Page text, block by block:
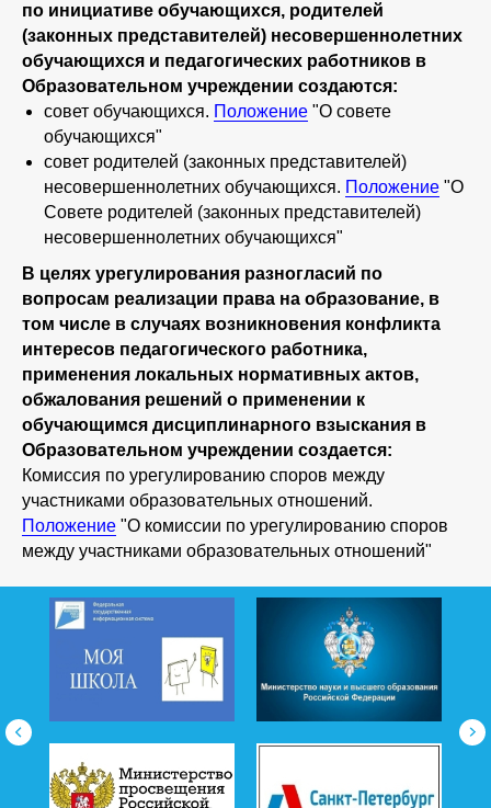
по инициативе обучающихся, родителей
(законных представителей) несовершеннолетних
обучающихся и педагогических работников в
Образовательном учреждении создаются:
совет обучающихся. Положение "О совете
обучающихся"
совет родителей (законных представителей)
несовершеннолетних обучающихся. Положение "О
Совете родителей (законных представителей)
несовершеннолетних обучающихся"
В целях урегулирования разногласий по
вопросам реализации права на образование, в
том числе в случаях возникновения конфликта
интересов педагогического работника,
применения локальных нормативных актов,
обжалования решений о применении к
обучающимся дисциплинарного взыскания в
Образовательном учреждении создается:
Комиссия по урегулированию споров между
участниками образовательных отношений.
Положение "О комиссии по урегулированию споров
между участниками образовательных отношений"
196624, Санкт-Петербург, Поселок Шушары, улица
196624, Санкт-Петербург, Поселок Шушары, улица
Первомайская, дом 30, строение 1,